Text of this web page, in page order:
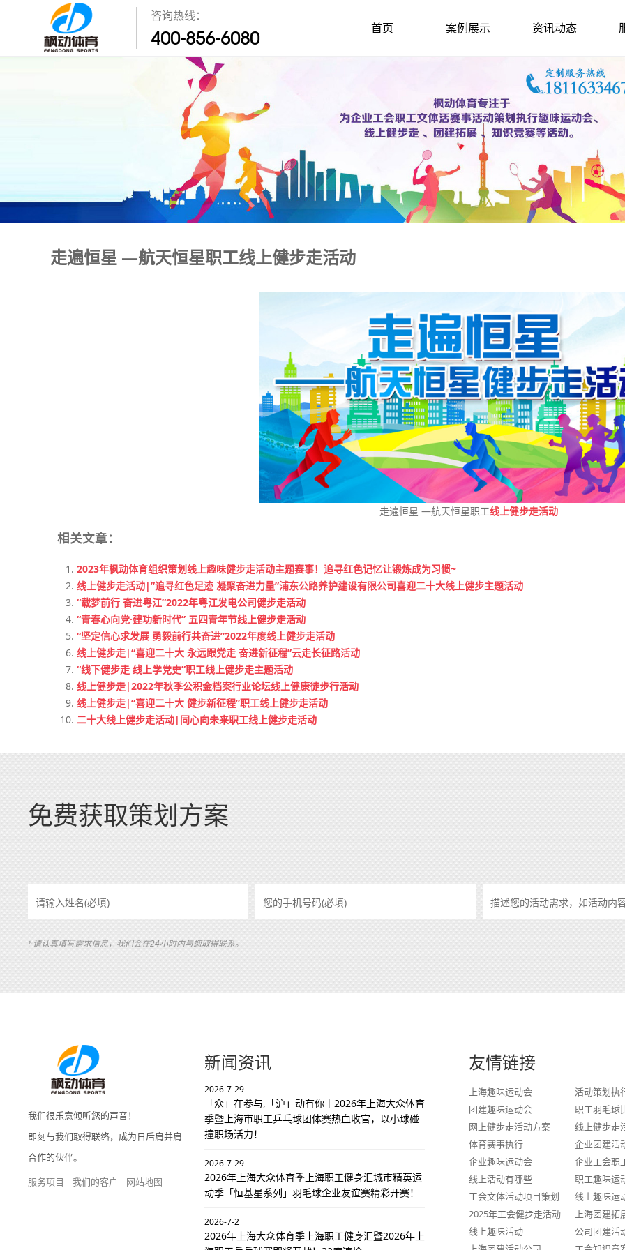
咨询热线：
400-856-6080 首页 案例展示 资讯动态
走遍恒星 —航天恒星职工线上健步走活动
走遍恒星 —航天恒星职工线上健步走活动
相关文章：
2023年枫动体育组织策划线上趣味健步走活动主题赛事！追寻红色记忆让锻炼成为习惯~
线上健步走活动|”追寻红色足迹 凝聚奋进力量”浦东公路养护建设有限公司喜迎二十大线上健步主题活动
“载梦前行 奋进粤江”2022年粤江发电公司健步走活动
“青春心向党·建功新时代” 五四青年节线上健步走活动
“坚定信心求发展 勇毅前行共奋进”2022年度线上健步走活动
线上健步走|“喜迎二十大 永远跟党走 奋进新征程”云走长征路活动
“线下健步走 线上学党史”职工线上健步走主题活动
线上健步走|2022年秋季公积金档案行业论坛线上健康徒步行活动
线上健步走|“喜迎二十大 健步新征程”职工线上健步走活动
二十大线上健步走活动|同心向未来职工线上健步走活动
免费获取策划方案
*请认真填写需求信息，我们会在24小时内与您取得联系。
我们很乐意倾听您的声音！
即刻与我们取得联络，成为日后肩并肩
合作的伙伴。
服务项目
我们的客户 网站地图
新闻资讯
2026-7-29
「众」在参与,「沪」动有你｜2026年上海大众体育
季暨上海市职工乒乓球团体赛热血收官，以小球碰
撞职场活力！
2026-7-29
2026年上海大众体育季上海职工健身汇城市精英运
动季「恒基星系列」羽毛球企业友谊赛精彩开赛！
2026-7-2
2026年上海大众体育季上海职工健身汇暨2026年上
友情链接
上海趣味运动会
活动策划执
团建趣味运动会
职工羽毛球
网上健步走活动方案
线上健步走
体育赛事执行
企业团建活
企业趣味运动会
企业工会职
线上活动有哪些
职工趣味运
工会文体活动项目策划
线上趣味运
2025年工会健步走活动
上海团建拓
线上趣味活动
公司团建活